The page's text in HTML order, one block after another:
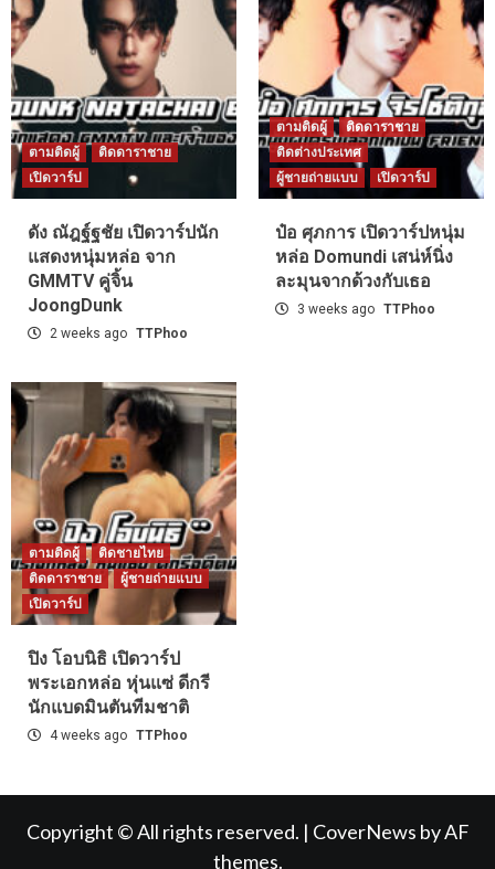
ตามติดผู้
ติดดาราชาย
เปิดวาร์ป
ดัง ณัฎฐ์ฐชัย เปิดวาร์ปนัก
แสดงหนุ่มหล่อ จาก
GMMTV คู่จิ้น
JoongDunk
2 weeks ago TTPhoo
ตามติดผู้
ติดดาราชาย
ติดต่างประเทศ
ผู้ชายถ่ายแบบ
เปิดวาร์ป
ป๋อ ศุภการ เปิดวาร์ปหนุ่ม
หล่อ Domundi เสน่ห์นิ่ง
ละมุนจากด้วงกับเธอ
3 weeks ago TTPhoo
ตามติดผู้
ติดชายไทย
ติดดาราชาย
ผู้ชายถ่ายแบบ
เปิดวาร์ป
ปิง โอบนิธิ เปิดวาร์ป
พระเอกหล่อ หุ่นแซ่ ดีกรี
นักแบดมินตันทีมชาติ
4 weeks ago TTPhoo
Copyright © All rights reserved. | CoverNews by AF
themes.